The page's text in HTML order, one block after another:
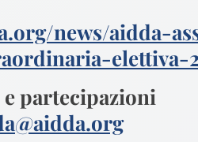
news/aidda-
elettiva-
partecipazioni